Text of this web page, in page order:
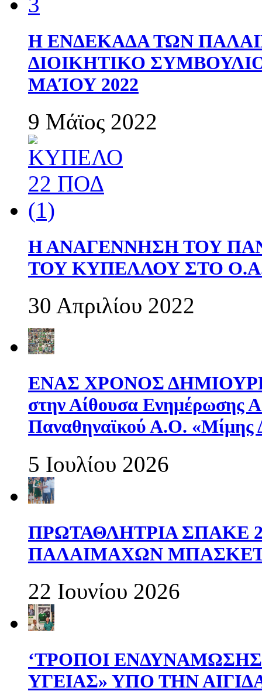
Η ΕΝΔΕΚΑΔΑ ΤΩΝ
ΔΙΟΙΚΗΤΙΚΟ
ΜΑΊΟΥ 2022
9 Μάϊος 2022
Η ΑΝΑΓΕΝΝΗΣΗ ΤΟΥ
ΤΟΥ ΚΥΠΕΛΛΟΥ ΣΤΟ
30 Απριλίου 2022
ΕΝΑΣ ΧΡΟΝΟΣ
στην Αίθουσα Ενημέρωσης
Παναθηναϊκού Α.Ο. «Μίμης
5 Ιουλίου 2026
ΠΡΩΤΑΘΛΗΤΡΙΑ ΣΠΑΚΕ
ΠΑΛΑΙΜΑΧΩΝ
22 Ιουνίου 2026
‘ΤΡΟΠΟΙ
ΥΓΕΙΑΣ» ΥΠΟ ΤΗΝ